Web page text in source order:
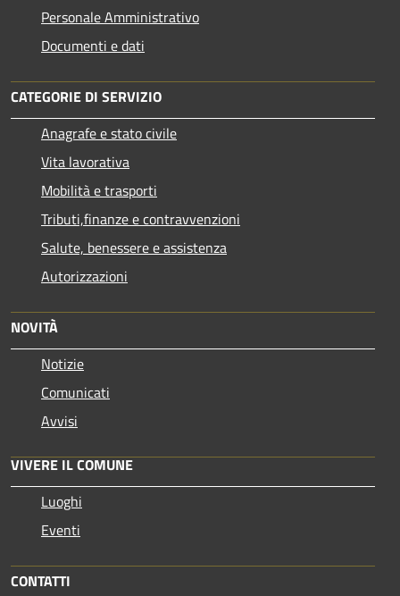
Personale Amministrativo
Documenti e dati
CATEGORIE DI SERVIZIO
Anagrafe e stato civile
Vita lavorativa
Mobilità e trasporti
Tributi,finanze e contravvenzioni
Salute, benessere e assistenza
Autorizzazioni
NOVITÀ
Notizie
Comunicati
Avvisi
VIVERE IL COMUNE
Luoghi
Eventi
CONTATTI